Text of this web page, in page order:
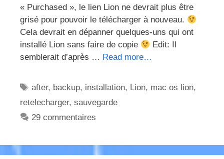
« Purchased », le lien Lion ne devrait plus être
grisé pour pouvoir le télécharger à nouveau.
Cela devrait en dépanner quelques-uns qui ont
installé Lion sans faire de copie
Edit: Il
semblerait d’après … Read more…
Étiquettes
after, backup, installation, Lion, mac os lion,
retelecharger, sauvegarde
29 commentaires